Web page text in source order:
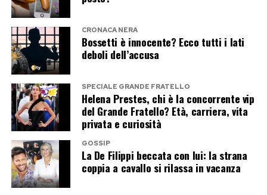
Post Views: 340
CRONACA NERA
Bossetti è innocente? Ecco tutti i lati
deboli dell’accusa
SPECIALE GRANDE FRATELLO
Helena Prestes, chi è la concorrente vip
del Grande Fratello? Età, carriera, vita
privata e curiosità
GOSSIP
La De Filippi beccata con lui: la strana
coppia a cavallo si rilassa in vacanza